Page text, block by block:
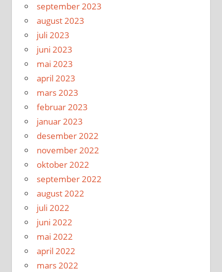
september 2023
august 2023
juli 2023
juni 2023
mai 2023
april 2023
mars 2023
februar 2023
januar 2023
desember 2022
november 2022
oktober 2022
september 2022
august 2022
juli 2022
juni 2022
mai 2022
april 2022
mars 2022